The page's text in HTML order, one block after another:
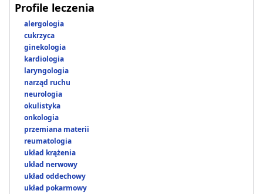
Profile leczenia
alergologia
cukrzyca
ginekologia
kardiologia
laryngologia
narząd ruchu
neurologia
okulistyka
onkologia
przemiana materii
reumatologia
układ krążenia
układ nerwowy
układ oddechowy
układ pokarmowy